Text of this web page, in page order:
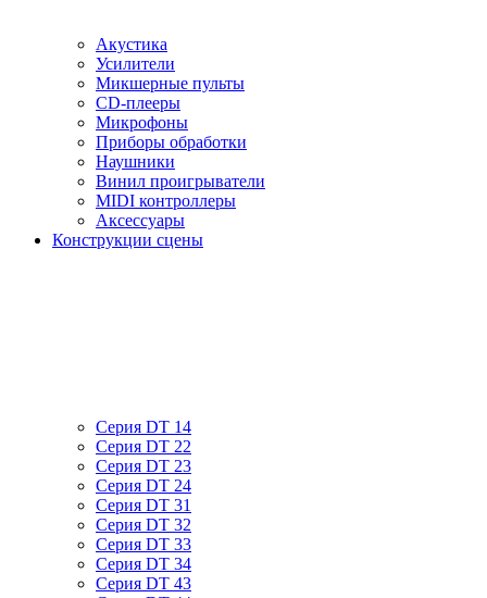
Акустика
Усилители
Микшерные пульты
CD-плееры
Микрофоны
Приборы обработки
Наушники
Винил проигрыватели
MIDI контроллеры
Аксессуары
Конструкции сцены
Серия DT 14
Серия DT 22
Серия DT 23
Серия DT 24
Серия DT 31
Серия DT 32
Серия DT 33
Серия DT 34
Серия DT 43